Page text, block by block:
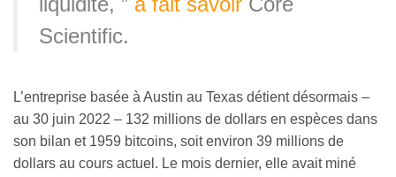
Scientific.
L’entreprise basée à Austin au Texas détient désormais –
au 30 juin 2022 – 132 millions de dollars en espèces dans
son bilan et 1959 bitcoins, soit environ 39 millions de
dollars au cours actuel. Le mois dernier, elle avait miné